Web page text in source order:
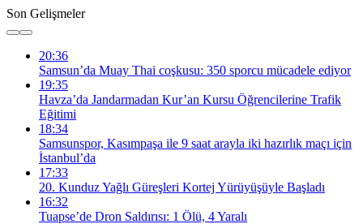
Son Gelişmeler
20:36
Samsun’da Muay Thai coşkusu: 350 sporcu mücadele ediyor
19:35
Havza’da Jandarmadan Kur’an Kursu Öğrencilerine Trafik
Eğitimi
18:34
Samsunspor, Kasımpaşa ile 9 saat arayla iki hazırlık maçı için
İstanbul’da
17:33
20. Kunduz Yağlı Güreşleri Kortej Yürüyüşüyle Başladı
16:32
Tuapse’de Dron Saldırısı: 1 Ölü, 4 Yaralı